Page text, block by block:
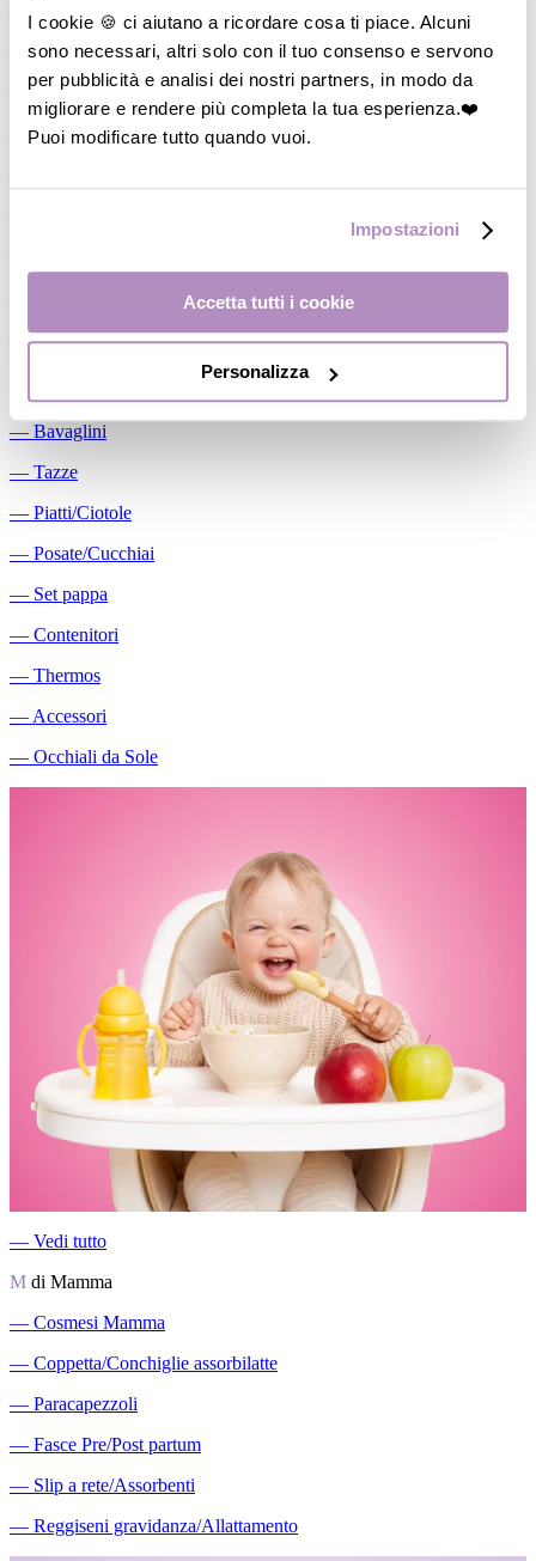
I cookie 🍪 ci aiutano a ricordare cosa ti piace. Alcuni
sono necessari, altri solo con il tuo consenso e servono
per pubblicità e analisi dei nostri partners, in modo da
migliorare e rendere più completa la tua esperienza.❤️
Puoi modificare tutto quando vuoi.
Impostazioni
Accetta tutti i cookie
Personalizza
―
Cuscini allattamento
―Biberon
―
Tettarelle
―Succhietti
Conservalatte Materno
―Massaggiagengive
― Bavaglini
― Tazze
― Piatti/Ciotole
― Posate/Cucchiai
― Set pappa
― Contenitori
― Thermos
― Accessori
― Occhiali da Sole
― Vedi tutto
M di Mamma
― Cosmesi Mamma
― Coppetta/Conchiglie assorbilatte
― Paracapezzoli
― Fasce Pre/Post partum
― Slip a rete/Assorbenti
― Reggiseni gravidanza/Allattamento